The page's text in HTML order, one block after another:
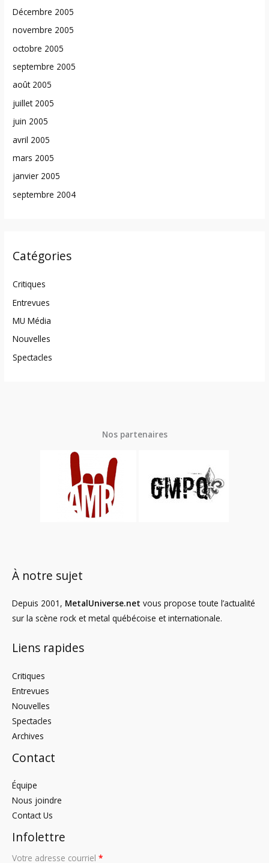
Décembre 2005
novembre 2005
octobre 2005
septembre 2005
août 2005
juillet 2005
juin 2005
avril 2005
mars 2005
janvier 2005
septembre 2004
Catégories
Critiques
Entrevues
MU Média
Nouvelles
Spectacles
Nos partenaires
À notre sujet
Depuis 2001, MetalUniverse.net vous propose toute l’actualité
sur la scène rock et metal québécoise et internationale.
Liens rapides
Critiques
Entrevues
Nouvelles
Spectacles
Archives
Contact
Équipe
Nous joindre
Contact Us
Infolettre
Votre adresse courriel *